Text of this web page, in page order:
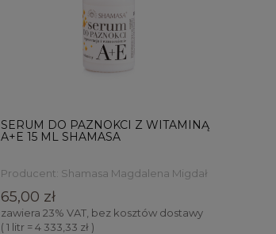
SERUM DO PAZNOKCI Z WITAMINĄ
A+E 15 ML SHAMASA
Producent: Shamasa Magdalena Migdał
65,00 zł
zawiera 23% VAT, bez kosztów dostawy
( 1 litr = 4 333,33 zł )